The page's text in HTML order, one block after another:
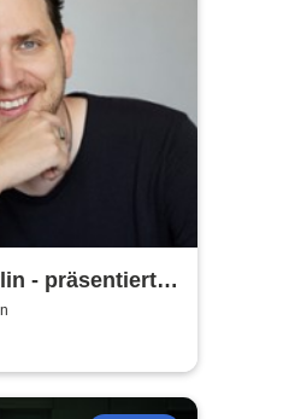
- präsentiert